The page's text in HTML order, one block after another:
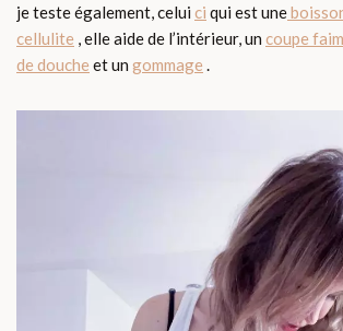
je teste également, celui ci qui est une
cellulite , elle aide de l’intérieur, un coupe
de douche et un gommage .